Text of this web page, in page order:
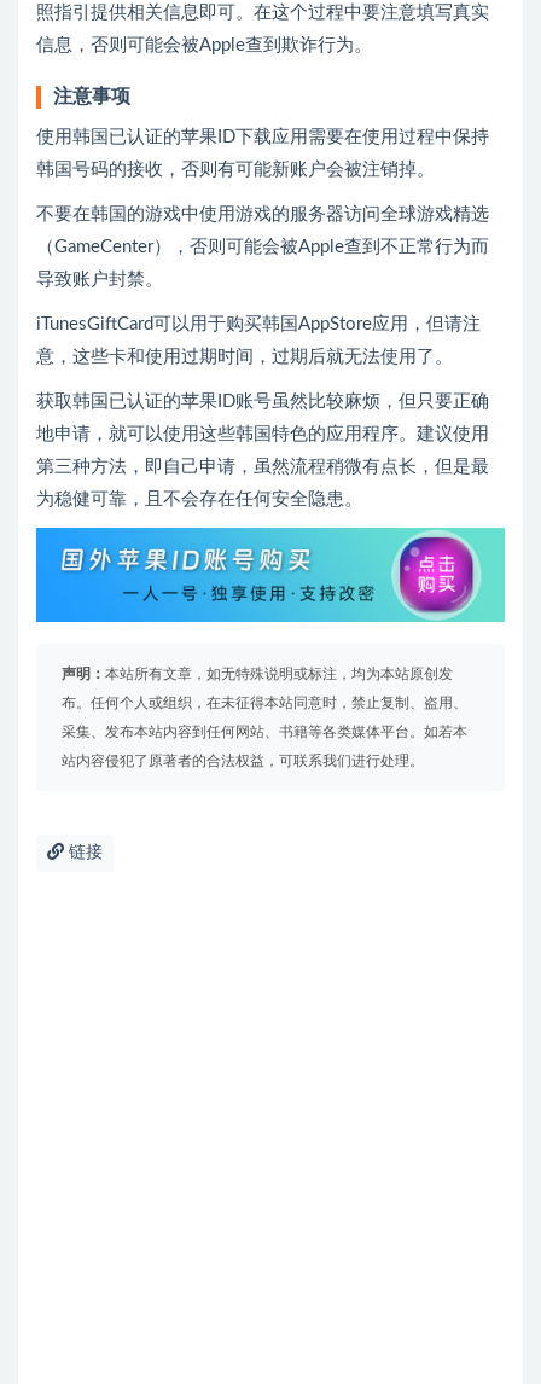
照指引提供相关信息即可。在这个过程中要注意填写真实
信息，否则可能会被Apple查到欺诈行为。
注意事项
使用韩国已认证的苹果ID下载应用需要在使用过程中保持
韩国号码的接收，否则有可能新账户会被注销掉。
不要在韩国的游戏中使用游戏的服务器访问全球游戏精选
（GameCenter），否则可能会被Apple查到不正常行为而
导致账户封禁。
iTunesGiftCard可以用于购买韩国AppStore应用，但请注
意，这些卡和使用过期时间，过期后就无法使用了。
获取韩国已认证的苹果ID账号虽然比较麻烦，但只要正确
地申请，就可以使用这些韩国特色的应用程序。建议使用
第三种方法，即自己申请，虽然流程稍微有点长，但是最
为稳健可靠，且不会存在任何安全隐患。
声明： 本站所有文章，如无特殊说明或标注，均为本站原创发
布。任何个人或组织，在未征得本站同意时，禁止复制、盗用、
采集、发布本站内容到任何网站、书籍等各类媒体平台。如若本
站内容侵犯了原著者的合法权益，可联系我们进行处理。
链接